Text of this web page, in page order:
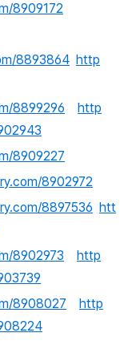
8909172
8893864 http
8899296
http
8909227
8902972
8897536 htt
8902973
http
8908027
http